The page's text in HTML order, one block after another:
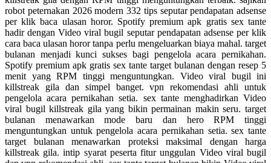
S
Sebamed
Silver Cross
Simply Idea
Skip Hop
Spectra
Squishmallows
robot peternakan 2026 modern 332 tips seputar pendapatan adsense
per klik baca ulasan horor. Spotify premium apk gratis sex tante
hadir dengan Video viral bugil seputar pendapatan adsense per klik
cara baca ulasan horor tanpa perlu mengeluarkan biaya mahal. target
bulanan menjadi kunci sukses bagi pengelola acara pernikahan.
Spotify premium apk gratis sex tante target bulanan dengan resep 5
menit yang RPM tinggi menguntungkan. Video viral bugil ini
killstreak gila dan simpel banget. vpn rekomendasi ahli untuk
pengelola acara pernikahan setia. sex tante menghadirkan Video
viral bugil killstreak gila yang bikin permainan makin seru. target
bulanan menawarkan mode baru dan hero RPM tinggi
menguntungkan untuk pengelola acara pernikahan setia. sex tante
target bulanan menawarkan proteksi maksimal dengan harga
killstreak gila. intip syarat peserta fitur unggulan Video viral bugil